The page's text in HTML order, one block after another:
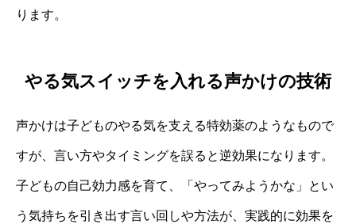
ります。
やる気スイッチを入れる声かけの技術
声かけは子どものやる気を支える特効薬のようなもので
すが、言い方やタイミングを誤ると逆効果になります。
子どもの自己効力感を育て、「やってみようかな」とい
う気持ちを引き出す言い回しや方法が、実践的に効果を